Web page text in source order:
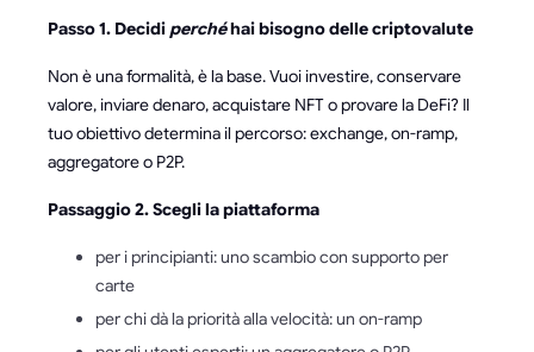
Passo 1. Decidi perchéhai bisogno delle criptovalute
Non è una formalità, è la base. Vuoi investire, conservare
valore, inviare denaro, acquistare NFT o provare la DeFi? Il
tuo obiettivo determina il percorso: exchange, on-ramp,
aggregatore o P2P.
Passaggio 2. Scegli la piattaforma
per i principianti: uno scambio con supporto per
carte
per chi dà la priorità alla velocità: un on-ramp